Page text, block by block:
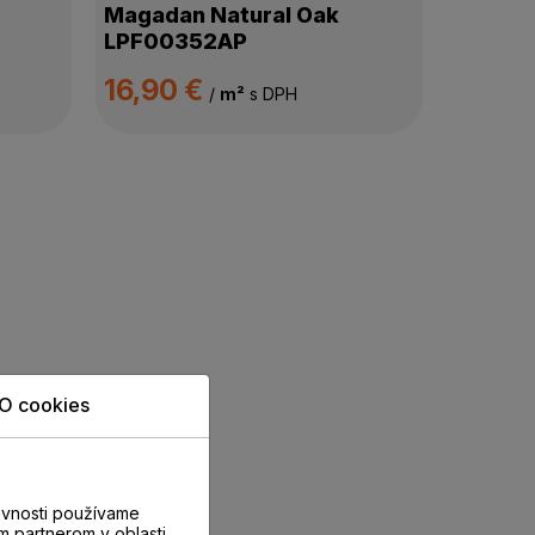
Magadan Natural Oak
LPF00352AP
16,90 € / m² s DPH
O cookies
používame